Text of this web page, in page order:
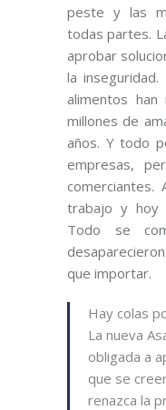
peste y las
todas partes.
aprobar
la
alimentos han
millones de
años. Y todo
empresas,
comerciantes.
trabajo y hoy
Todo se
que importar.
Hay colas
La nueva
obligada a
que se
renazca la